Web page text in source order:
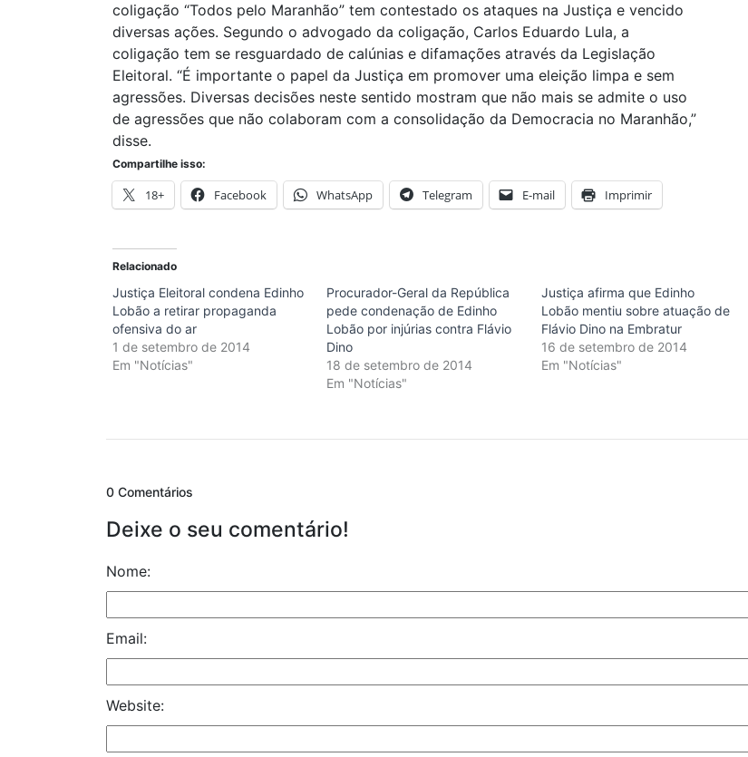
coligação “Todos pelo Maranhão” tem contestado os ataques na Justiça e vencido
diversas ações. Segundo o advogado da coligação, Carlos Eduardo Lula, a
coligação tem se resguardado de calúnias e difamações através da Legislação
Eleitoral. “É importante o papel da Justiça em promover uma eleição limpa e sem
agressões. Diversas decisões neste sentido mostram que não mais se admite o uso
de agressões que não colaboram com a consolidação da Democracia no Maranhão,”
disse.
Compartilhe isso:
18+ Facebook WhatsApp Telegram E-mail Imprimir
Relacionado
Justiça Eleitoral condena Edinho
Lobão a retirar propaganda
ofensiva do ar
1 de setembro de 2014
Em "Notícias"
Procurador-Geral da República
pede condenação de Edinho
Lobão por injúrias contra Flávio
Dino
18 de setembro de 2014
Em "Notícias"
Justiça afirma que Edinho
Lobão mentiu sobre atuação de
Flávio Dino na Embratur
16 de setembro de 2014
Em "Notícias"
0 Comentários
Deixe o seu comentário!
Nome:
Email:
Website: